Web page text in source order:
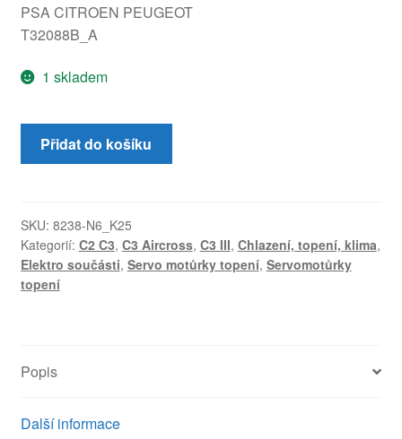
PSA CITROEN PEUGEOT
T32088B_A
1 skladem
Servo
motorek
pro
Citroën
a
Peugeot
Přidat do košíku
SKU: 8238-N6_K25
Kategorií: C2 C3, C3 Aircross, C3 III, Chlazení, topení, klima,
Elektro součásti, Servo motůrky topení, Servomotůrky
topení
Popis
Další informace